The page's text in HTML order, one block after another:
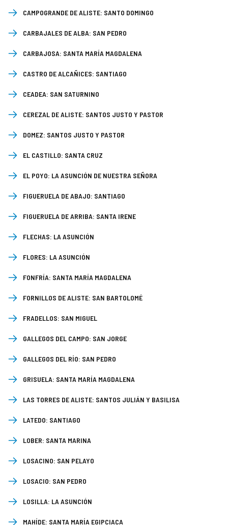
CAMPOGRANDE DE ALISTE: SANTO DOMINGO
CARBAJALES DE ALBA: SAN PEDRO
CARBAJOSA: SANTA MARÍA MAGDALENA
CASTRO DE ALCAÑICES: SANTIAGO
CEADEA: SAN SATURNINO
CEREZAL DE ALISTE: SANTOS JUSTO Y PASTOR
DOMEZ: SANTOS JUSTO Y PASTOR
EL CASTILLO: SANTA CRUZ
EL POYO: LA ASUNCIÓN DE NUESTRA SEÑORA
FIGUERUELA DE ABAJO: SANTIAGO
FIGUERUELA DE ARRIBA: SANTA IRENE
FLECHAS: LA ASUNCIÓN
FLORES: LA ASUNCIÓN
FONFRÍA: SANTA MARÍA MAGDALENA
FORNILLOS DE ALISTE: SAN BARTOLOMÉ
FRADELLOS: SAN MIGUEL
GALLEGOS DEL CAMPO: SAN JORGE
GALLEGOS DEL RÍO: SAN PEDRO
GRISUELA: SANTA MARÍA MAGDALENA
LAS TORRES DE ALISTE: SANTOS JULIÁN Y BASILISA
LATEDO: SANTIAGO
LOBER: SANTA MARINA
LOSACINO: SAN PELAYO
LOSACIO: SAN PEDRO
LOSILLA: LA ASUNCIÓN
MAHÍDE: SANTA MARÍA EGIPCIACA